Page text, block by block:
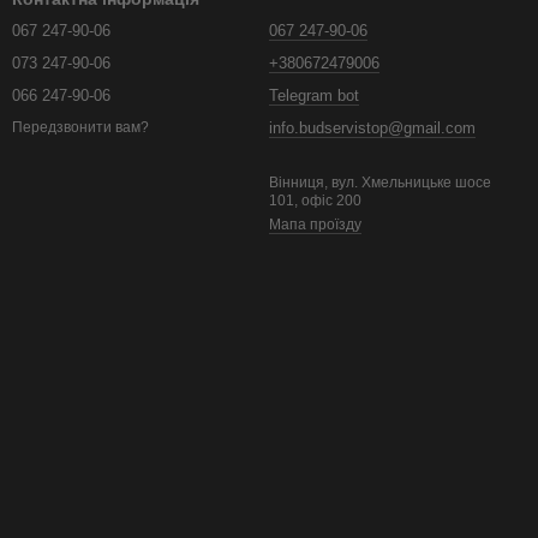
067 247-90-06
073 247-90-06
066 247-90-06
Передзвонити вам?
067 247-90-06
+380672479006
Telegram bot
info.budservistop@gmail.com
Вінниця, вул. Хмельницьке шосе
101, офіс 200
Мапа проїзду